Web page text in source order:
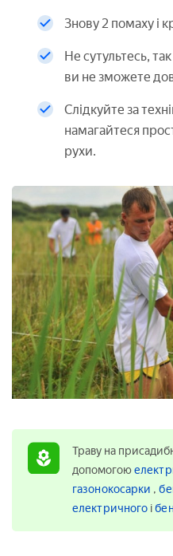
Знову 2 помаху і
Не сутультесь,
ви не зможете
Слідкуйте за
намагайтеся
рухи.
Траву на
допомогою
газонокосарки ,
електричного і